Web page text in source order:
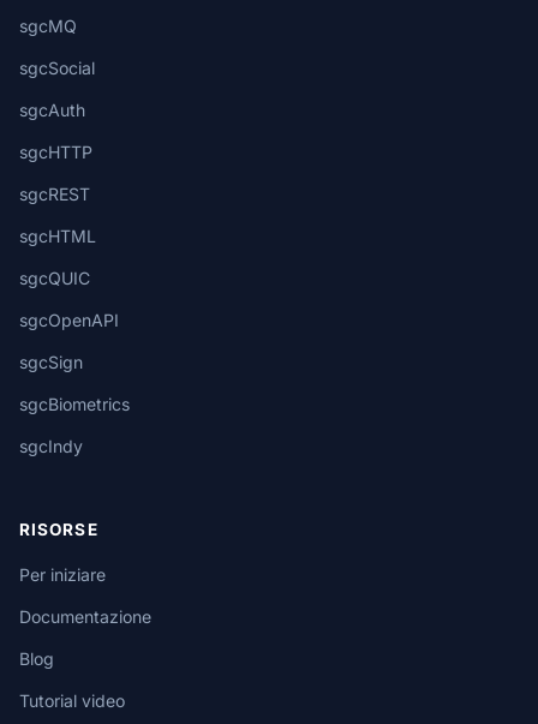
sgcMQ
sgcSocial
sgcAuth
sgcHTTP
sgcREST
sgcHTML
sgcQUIC
sgcOpenAPI
sgcSign
sgcBiometrics
sgcIndy
RISORSE
Per iniziare
Documentazione
Blog
Tutorial video